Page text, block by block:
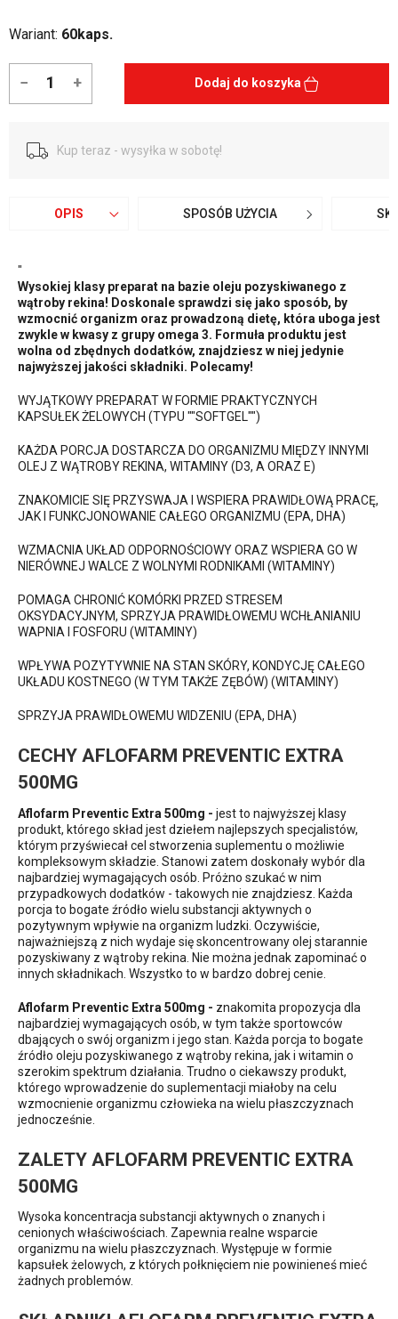
Wariant: 60kaps.
− + Dodaj do koszyka
Kup teraz - wysyłka w sobotę!
OPIS SPOSÓB UŻYCIA
"
Wysokiej klasy preparat na bazie oleju pozyskiwanego z
wątroby rekina! Doskonale sprawdzi się jako sposób, by
wzmocnić organizm oraz prowadzoną dietę, która uboga jest
zwykle w kwasy z grupy omega 3. Formuła produktu jest
wolna od zbędnych dodatków, znajdziesz w niej jedynie
najwyższej jakości składniki. Polecamy!
WYJĄTKOWY PREPARAT W FORMIE PRAKTYCZNYCH
KAPSUŁEK ŻELOWYCH (TYPU ""SOFTGEL"")
KAŻDA PORCJA DOSTARCZA DO ORGANIZMU MIĘDZY INNYMI
OLEJ Z WĄTROBY REKINA, WITAMINY (D3, A ORAZ E)
ZNAKOMICIE SIĘ PRZYSWAJA I WSPIERA PRAWIDŁOWĄ PRACĘ,
JAK I FUNKCJONOWANIE CAŁEGO ORGANIZMU (EPA, DHA)
WZMACNIA UKŁAD ODPORNOŚCIOWY ORAZ WSPIERA GO W
NIERÓWNEJ WALCE Z WOLNYMI RODNIKAMI (WITAMINY)
POMAGA CHRONIĆ KOMÓRKI PRZED STRESEM
OKSYDACYJNYM, SPRZYJA PRAWIDŁOWEMU WCHŁANIANIU
WAPNIA I FOSFORU (WITAMINY)
WPŁYWA POZYTYWNIE NA STAN SKÓRY, KONDYCJĘ CAŁEGO
UKŁADU KOSTNEGO (W TYM TAKŻE ZĘBÓW) (WITAMINY)
SPRZYJA PRAWIDŁOWEMU WIDZENIU (EPA, DHA)
CECHY AFLOFARM PREVENTIC EXTRA
500MG
Aflofarm Preventic Extra 500mg - jest to najwyższej klasy
produkt, którego skład jest dziełem najlepszych specjalistów,
którym przyświecał cel stworzenia suplementu o możliwie
kompleksowym składzie. Stanowi zatem doskonały wybór dla
najbardziej wymagających osób. Próżno szukać w nim
przypadkowych dodatków - takowych nie znajdziesz. Każda
porcja to bogate źródło wielu substancji aktywnych o
pozytywnym wpływie na organizm ludzki. Oczywiście,
najważniejszą z nich wydaje się skoncentrowany olej starannie
pozyskiwany z wątroby rekina. Nie można jednak zapominać o
innych składnikach. Wszystko to w bardzo dobrej cenie.
Aflofarm Preventic Extra 500mg - znakomita propozycja dla
najbardziej wymagających osób, w tym także sportowców
dbających o swój organizm i jego stan. Każda porcja to bogate
źródło oleju pozyskiwanego z wątroby rekina, jak i witamin o
szerokim spektrum działania. Trudno o ciekawszy produkt,
którego wprowadzenie do suplementacji miałoby na celu
wzmocnienie organizmu człowieka na wielu płaszczyznach
jednocześnie.
ZALETY AFLOFARM PREVENTIC EXTRA
500MG
Wysoka koncentracja substancji aktywnych o znanych i
cenionych właściwościach. Zapewnia realne wsparcie
organizmu na wielu płaszczyznach. Występuje w formie
kapsułek żelowych, z których połknięciem nie powinieneś mieć
żadnych problemów.